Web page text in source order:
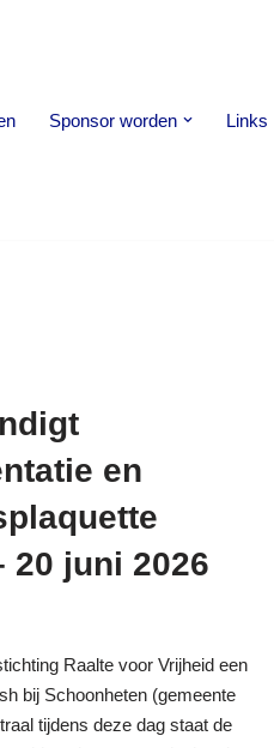
Sponsor worden Links
en
20 juni 2026
Raalte voor Vrijheid een
bij Schoonheten (gemeente
tijdens deze dag staat de